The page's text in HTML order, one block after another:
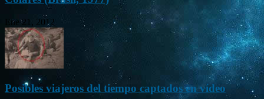
Ene 21, 2012
Posibles viajeros del tiempo captados en vídeo